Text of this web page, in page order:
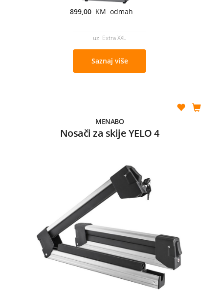
899,00 KM odmah
uz Extra XXL
Saznaj više
MENABO
Nosači za skije YELO 4